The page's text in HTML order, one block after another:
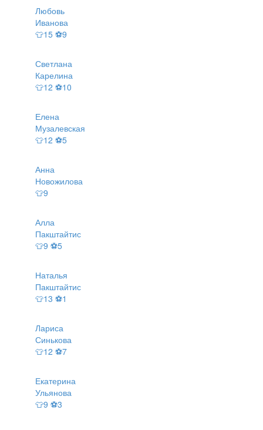
Любовь
Иванова
👕15 ⚽9
Светлана
Карелина
👕12 ⚽10
Елена
Музалевская
👕12 ⚽5
Анна
Новожилова
👕9
Алла
Пакштайтис
👕9 ⚽5
Наталья
Пакштайтис
👕13 ⚽1
Лариса
Синькова
👕12 ⚽7
Екатерина
Ульянова
👕9 ⚽3